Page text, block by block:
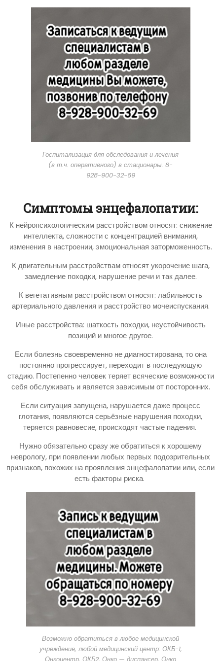
Госпитализация для обследования и лечения
(в т.ч. оперативного) в стационары. 8-
928-900-32-69
Симптомы энцефалопатии:
К нейропсихологическим расстройством относят: снижение
интеллекта, сложности с концентрацией внимания,
изменения в настроении, эмоциональная заторможенность.
К двигательным расстройствам относят укорочение шага,
замедление походки, нарушение речи и так далее.
К вегетативным расстройством относят: лабильность
артериального давления и расстройство мочеиспускания.
Иные расстройства: шаткость походки, неустойчивость
позиций и многое другое.
Если болезнь своевременно не диагностирована, то она
постоянно прогрессирует, переходит в последующую
стадию. Постепенно человек теряет всяческие возможности
себя обслуживать и является зависимым от посторонних.
Если ситуация запущена, нарушается даже процесс
глотания, появляются серьёзные нарушения походки,
теряется равновесие, происходят частые падения.
Нужно обязательно сразу же обратиться к хорошему
неврологу, при появлении любых первых подозрительных
признаков, похожих на проявления энцефалопатии или, если
есть факторы риска.
Возможно обратиться в любое медицинской
учреждение, любой медицинский центр: ОКБ-1,